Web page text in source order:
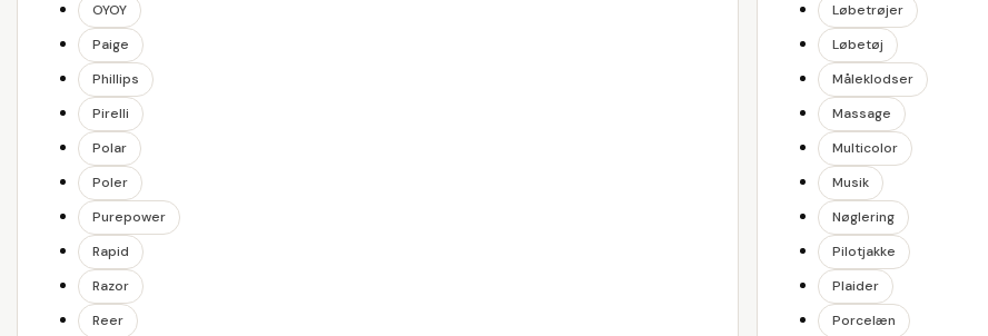
OYOY
Paige
Phillips
Pirelli
Polar
Poler
Purepower
Rapid
Razor
Reer
Løbetrøjer
Løbetøj
Måleklodser
Massage
Multicolor
Musik
Nøglering
Pilotjakke
Plaider
Porcelæn